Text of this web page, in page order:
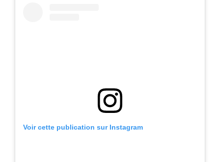
Voir cette publication sur Instagram